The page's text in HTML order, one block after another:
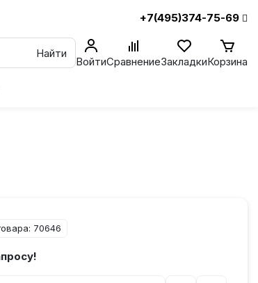
+7(495)374-75-69
Найти
ВойтиСравнениеЗакладкиКорзина
70646